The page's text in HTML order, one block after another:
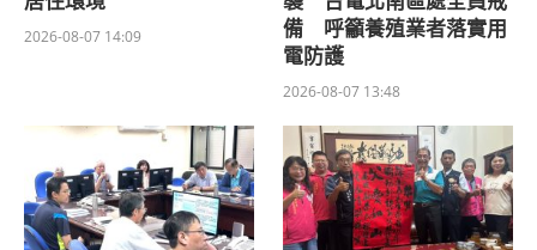
2026-08-07 14:09
備 呼籲養殖業者落實用
電防護
2026-08-07 13:48